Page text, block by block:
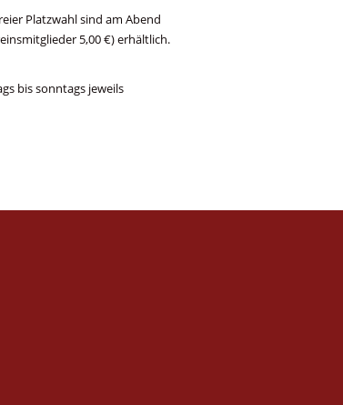
Platzwahl sind am Abend
5,00 €) erhältlich.
bis sonntags jeweils